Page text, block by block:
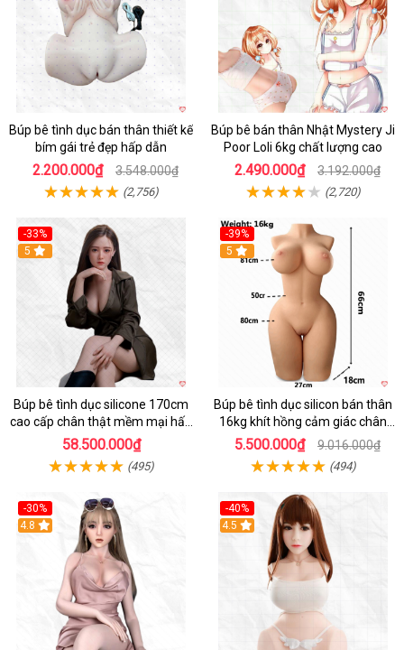
Búp bê tình dục bán thân thiết kế
bím gái trẻ đẹp hấp dẫn
2.200.000₫ 3.548.000₫
(2,756)
Búp bê bán thân Nhật Mystery Ji
Poor Loli 6kg chất lượng cao
2.490.000₫ 3.192.000₫
(2,720)
-33%
5
Búp bê tình dục silicone 170cm
cao cấp chân thật mềm mại hấp
dẫn
58.500.000₫
(495)
-39%
5
Búp bê tình dục silicon bán thân
16kg khít hồng cảm giác chân
thực mê hoặc
5.500.000₫ 9.016.000₫
(494)
-30%
4.8
-40%
4.5